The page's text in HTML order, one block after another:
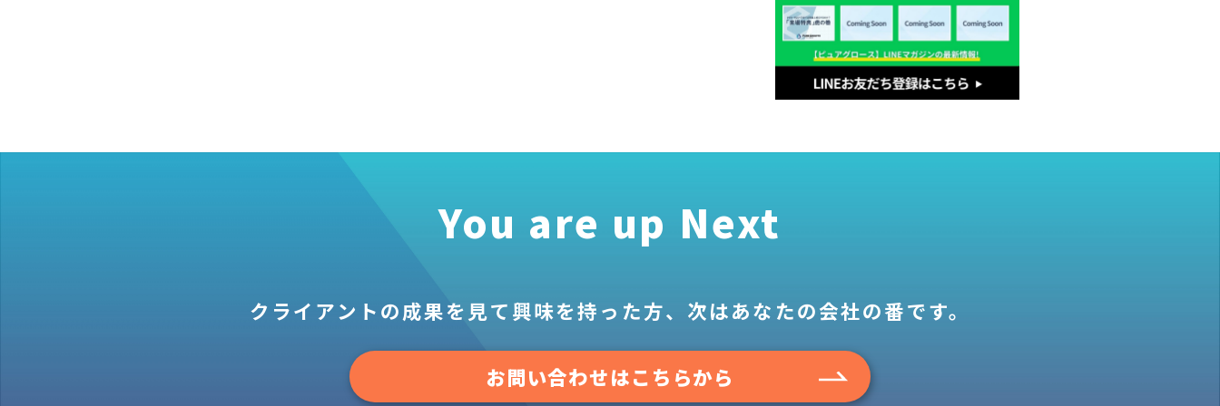
You are up Next
クライアントの成果を見て興味を持った方、 次はあなたの会社の番です。
お問い合わせはこちらから